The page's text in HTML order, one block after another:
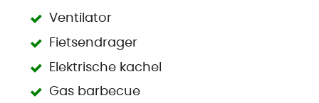
Ventilator
Fietsendrager
Elektrische kachel
Gas barbecue